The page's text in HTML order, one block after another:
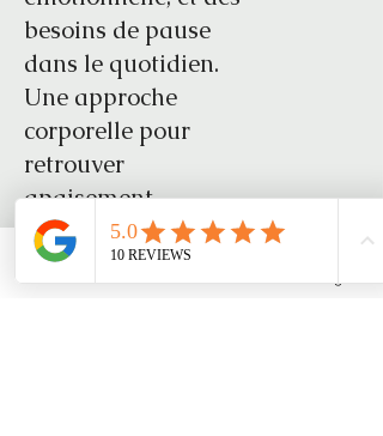
besoins de pause
dans le quotidien.
Une approche
corporelle pour
retrouver
apaisement,
équilibre et
présence à soi.